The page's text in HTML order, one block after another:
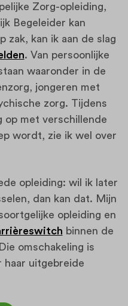
Zorg-opleiding,
Begeleider kan
zak, kan ik aan de slag
. Van persoonlijke
waaronder in de
jongeren met
zorg. Tijdens
op met verschillende
wordt, zie ik wel over
opleiding: wil ik later
dan kan dat. Mijn
opleiding en
binnen de
omschakeling is
haar uitgebreide